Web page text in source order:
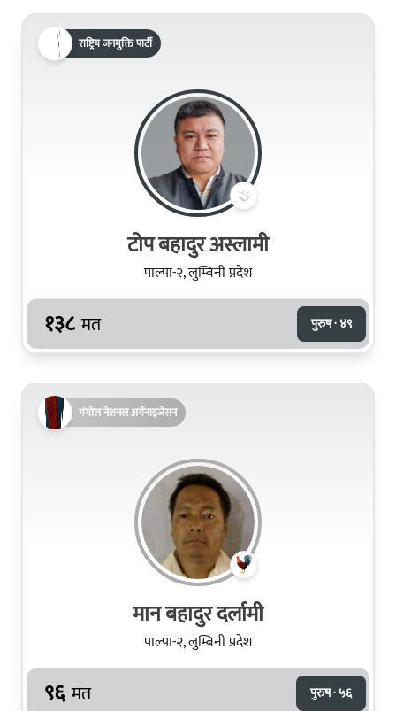
राष्ट्रिय जनमुक्ति पार्टी
टोप बहादुर अस्लामी
पाल्पा-२, लुम्बिनी प्रदेश
१३८ मत पुरुष · ४९
मंगोल नेशनल अर्गनाइजेसन
मान बहादुर दर्लामी
पाल्पा-२, लुम्बिनी प्रदेश
९६ मत पुरुष · ५६